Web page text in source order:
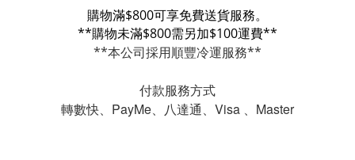
購物滿$800可享免費送貨服務。
**購物未滿$800需另加$100運費**
**本公司採用順豐冷運服務**
付款服務方式
轉數快、PayMe、八達通、Visa 、Master